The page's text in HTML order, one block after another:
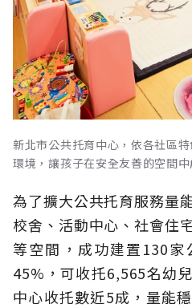
新北市公共托育中心，依各社區
環境，讓孩子在安全友善的空間中
為了擴大公共托育服務量
校舍、活動中心、社會住
等空間，成功建置130
45%，可收托6,565名幼
中心收托數近5成，量能